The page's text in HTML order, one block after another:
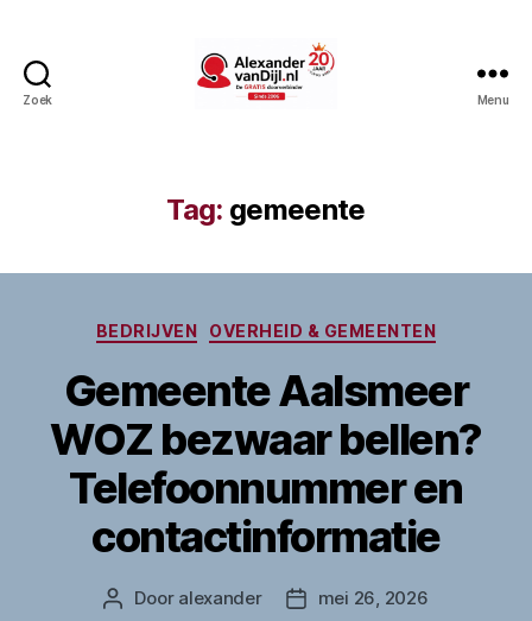
Zoek Menu
Tag: gemeente
Categorieën
BEDRIJVEN OVERHEID & GEMEENTEN
Gemeente Aalsmeer
WOZ bezwaar bellen?
Telefoonnummer en
contactinformatie
Berichtauteur
Door alexander Berichtdatum
mei 26, 2026